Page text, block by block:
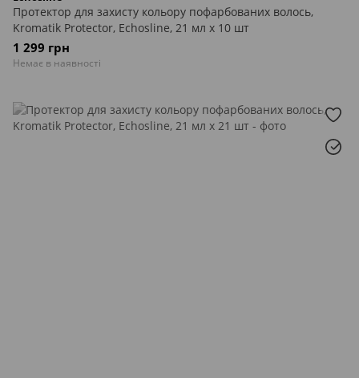
Протектор для захисту кольору пофарбованих волось,
Kromatik Protector, Echosline, 21 мл х 10 шт
1 299 грн
Немає в наявності